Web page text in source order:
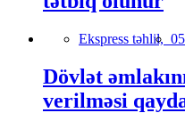
Ekspress təhlil,
Dövlət
verilməsi